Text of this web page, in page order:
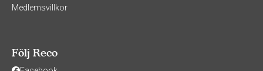
Medlemsvillkor
Följ Reco